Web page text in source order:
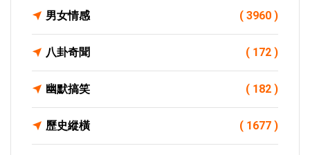
男女情感 ( 3960 )
八卦奇聞 ( 172 )
幽默搞笑 ( 182 )
歷史縱橫 ( 1677 )